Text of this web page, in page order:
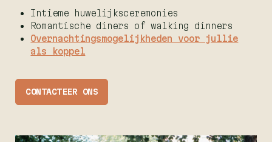
Intieme huwelijksceremonies
Romantische diners of walking dinners
Overnachtingsmogelijkheden voor jullie
als koppel
CONTACTEER ONS